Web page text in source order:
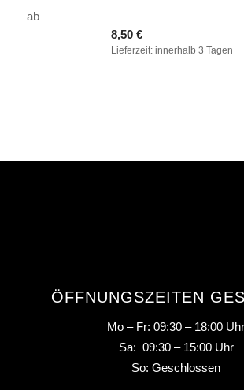
von 5
ab
8,50 €
Lieferzeit: innerhalb 3 Tagen
ÖFFNUNGSZEITEN
Mo – Fr: 09:30 – 18:00 Uhr
Sa: 09:30 – 15:00 Uhr
So: Geschlossen